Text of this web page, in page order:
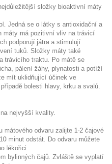
složky bioaktivní máty
Jedná se o látky s antioxidační a
máty má pozitivní vliv na trávicí
podporují játra a stimulují
tuků. Složky máty také
trávicího traktu. Po mátě se
pálení žáhy, plynatosti a potíží
mít uklidňující účinek ve
bolesti hlavy, krku a svalů.
nejvyšší kvality.
mátového odvaru zalijte 1-2 čajové
minut odstát. Do odvaru můžete
lékořici.
bylinných čajů. Zvláště se vyplatí